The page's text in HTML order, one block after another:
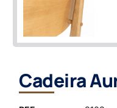
Cadeira